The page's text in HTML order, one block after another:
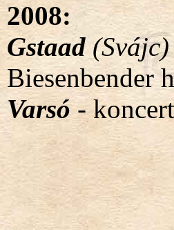
2008:
Gstaad(Svájc)
Biesenbender
Varsó-